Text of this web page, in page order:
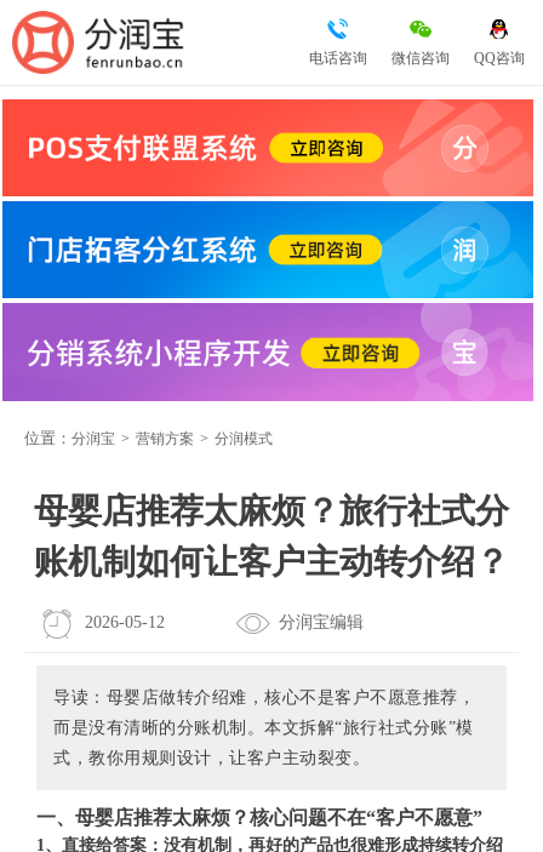
QQ咨询
微信咨询
电话咨询
位置： 分润宝 > 营销方案 > 分润模式
母婴店推荐太麻烦？旅行社式分
账机制如何让客户主动转介绍？
2026-05-12 分润宝编辑
导读：母婴店做转介绍难，核心不是客户不愿意推荐，
而是没有清晰的分账机制。本文拆解“旅行社式分账”模
式，教你用规则设计，让客户主动裂变。
一、母婴店推荐太麻烦？核心问题不在“客户不愿意”
1、直接给答案：没有机制，再好的产品也很难形成持续转介绍